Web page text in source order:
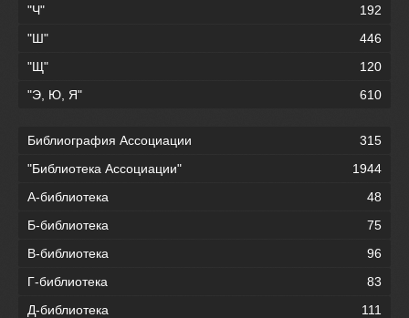
"Ч"
192
"Ш"
446
"Щ"
120
"Э, Ю, Я"
610
Библиография Ассоциации
315
"Библиотека Ассоциации"
1944
А-библиотека
48
Б-библиотека
75
В-библиотека
96
Г-библиотека
83
Д-библиотека
111